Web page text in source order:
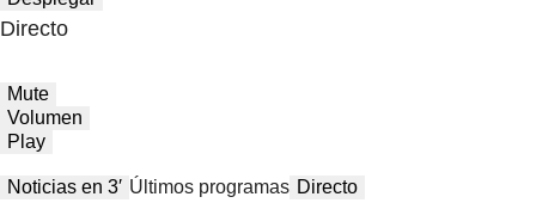
Directo
Mute
Volumen
Play
Noticias en 3′ Últimos programas Directo